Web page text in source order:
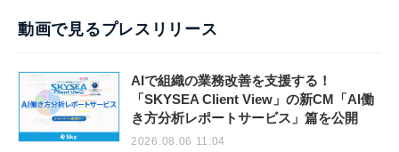
動画で見るプレスリリース
AIで組織の業務改善を支援する！
「SKYSEA Client View」の新CM「AI働
き方分析レポートサービス」篇を公開
2026.08.06 11:04